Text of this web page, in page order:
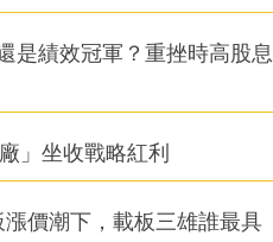
是績效冠軍？重挫時高股息
」坐收戰略紅利
價潮下，載板三雄誰最具